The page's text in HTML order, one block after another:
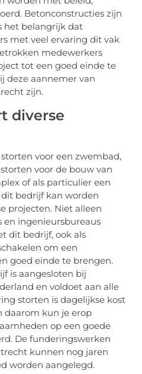
Betonconstructies zijn
het belangrijk dat
met veel ervaring dit vak
medewerkers
tot een goed einde te
deze aannemer van
zijn.
diverse
voor een zwembad,
voor de bouw van
of als particulier een
bedrijf kan worden
projecten. Niet alleen
en ingenieursbureaus
dit bedrijf, ook als
om een
goed einde te brengen.
is aangesloten bij
en voldoet aan alle
storten is dagelijkse kost
daarom kun je erop
op een goede
De funderingswerken
kunnen nog jaren
worden aangelegd.